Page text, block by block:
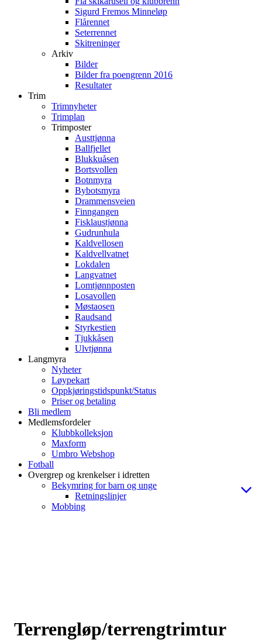
Sigurd Fremos Minneløp
Flårennet
Seterrennet
Skitreninger
Arkiv
Bilder
Bilder fra poengrenn 2016
Resultater
Trim
Trimnyheter
Trimplan
Trimposter
Austtjønna
Ballfjellet
Blukkuåsen
Bortsvollen
Botnmyra
Bybotsmyra
Drammensveien
Finngangen
Fisklaustjønna
Gudrunhula
Kaldvellosen
Kaldvellvatnet
Lokdalen
Langvatnet
Lomtjønnposten
Losavollen
Møstaosen
Raudsand
Styrkestien
Tjukkåsen
Ulvtjønna
Langmyra
Nyheter
Løypekart
Oppkjøringstidspunkt/Status
Priser og betaling
Bli medlem
Medlemsfordeler
Klubbkolleksjon
Maxform
Umbro Webshop
Fotball
Overgrep og krenkelser i idretten
Bekymring for barn og unge
Retningslinjer
Mobbing
Terrengløp/terrengtrimtur